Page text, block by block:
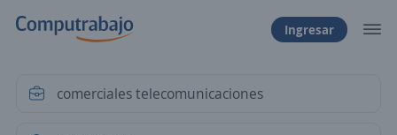
Ingresar